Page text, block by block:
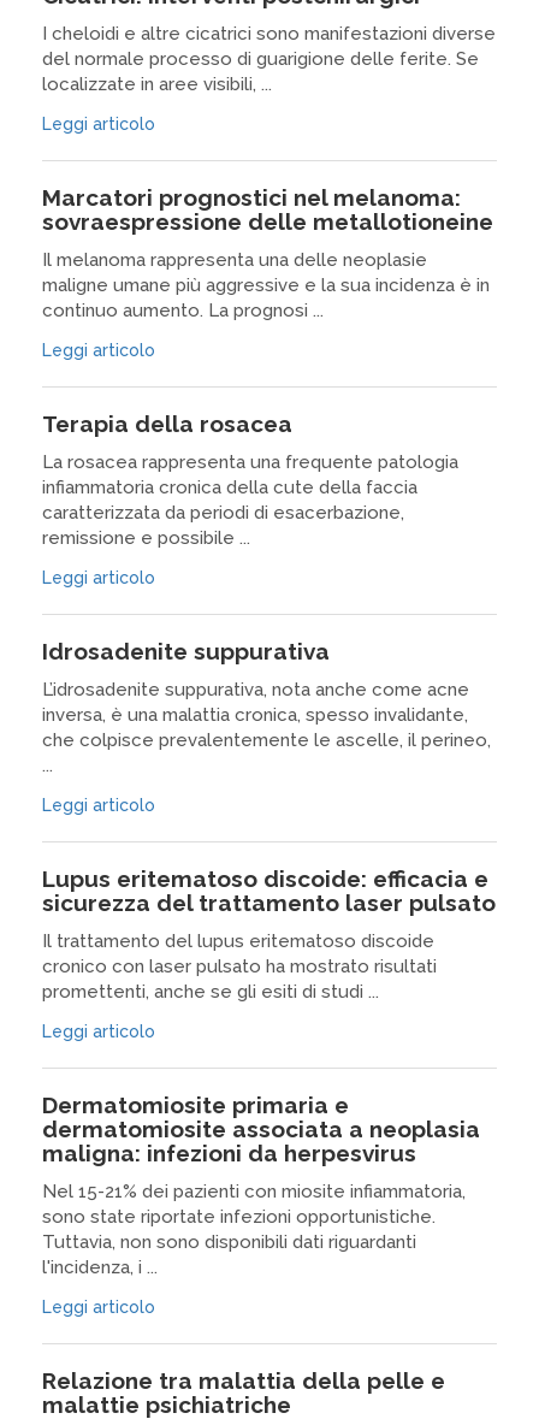
I cheloidi e altre cicatrici sono manifestazioni diverse
del normale processo di guarigione delle ferite. Se
localizzate in aree visibili, ...
Leggi articolo
Marcatori prognostici nel melanoma:
sovraespressione delle metallotioneine
Il melanoma rappresenta una delle neoplasie
maligne umane più aggressive e la sua incidenza è in
continuo aumento. La prognosi ...
Leggi articolo
Terapia della rosacea
La rosacea rappresenta una frequente patologia
infiammatoria cronica della cute della faccia
caratterizzata da periodi di esacerbazione,
remissione e possibile ...
Leggi articolo
Idrosadenite suppurativa
L’idrosadenite suppurativa, nota anche come acne
inversa, è una malattia cronica, spesso invalidante,
che colpisce prevalentemente le ascelle, il perineo,
...
Leggi articolo
Lupus eritematoso discoide: efficacia e
sicurezza del trattamento laser pulsato
Il trattamento del lupus eritematoso discoide
cronico con laser pulsato ha mostrato risultati
promettenti, anche se gli esiti di studi ...
Leggi articolo
Dermatomiosite primaria e
dermatomiosite associata a neoplasia
maligna: infezioni da herpesvirus
Nel 15-21% dei pazienti con miosite infiammatoria,
sono state riportate infezioni opportunistiche.
Tuttavia, non sono disponibili dati riguardanti
l'incidenza, i ...
Leggi articolo
Relazione tra malattia della pelle e
malattie psichiatriche